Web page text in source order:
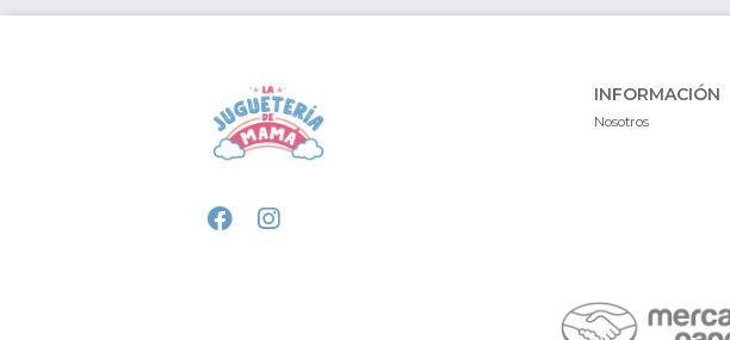
INFORMACIÓN
Nosotros